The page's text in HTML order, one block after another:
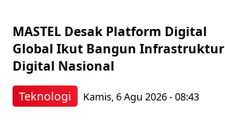
Teknologi
MASTEL Desak Platform Digital
Global Ikut Bangun Infrastruktur
Digital Nasional
Kamis, 6 Agu 2026 - 08:43